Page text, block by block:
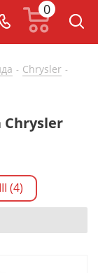
0
- Chrysler -
(4)